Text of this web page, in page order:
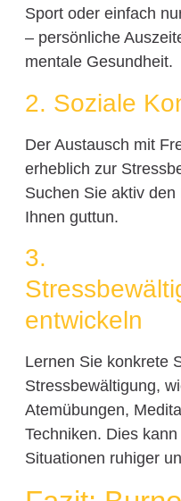
Sport oder einfach
– persönliche
mentale Gesundheit.
2. Soziale
Der Austausch mit
erheblich zur
Suchen Sie aktiv
Ihnen guttun.
3.
entwickeln
Lernen Sie konkrete
Stressbewältigung,
Atemübungen,
Techniken. Dies
Situationen ruhiger